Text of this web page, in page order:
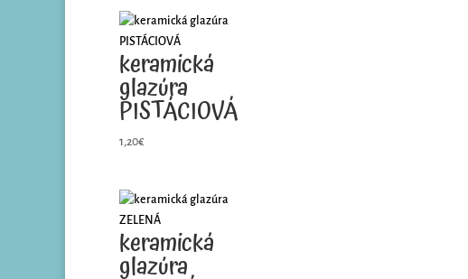
keramická
glazúra
PISTÁCIOVÁ
1,20€
keramická
glazúra